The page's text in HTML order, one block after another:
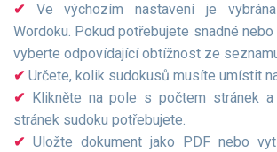
Ve výchozím nastavení je
Wordoku. Pokud potřebujete snadné
vyberte odpovídající obtížnost ze
Určete, kolik sudokusů musíte umístit
Klikněte na pole s počtem stránek
stránek sudoku potřebujete.
Uložte dokument jako PDF nebo